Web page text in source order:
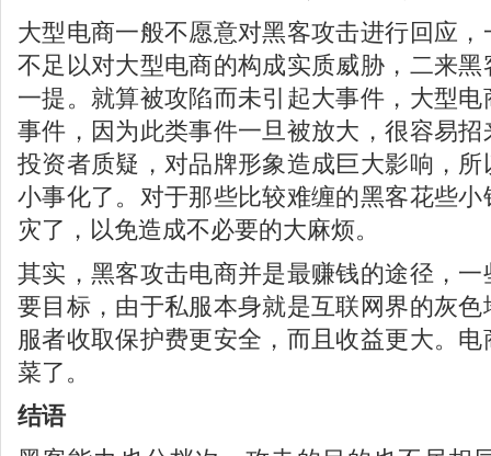
大型电商一般不愿意对黑客攻击进行回应
不足以对大型电商的构成实质威胁，二来
一提。就算被攻陷而未引起大事件，大型
事件，因为此类事件一旦被放大，很容易
投资者质疑，对品牌形象造成巨大影响，
小事化了。对于那些比较难缠的黑客花些
灾了，以免造成不必要的大麻烦。
其实，黑客攻击电商并是最赚钱的途径，
要目标，由于私服本身就是互联网界的灰
服者收取保护费更安全，而且收益更大。
菜了。
结语